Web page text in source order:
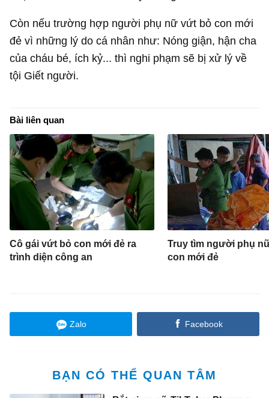
Còn nếu trường hợp người phụ nữ vứt bỏ con mới
đẻ vì những lý do cá nhân như: Nóng giận, hận cha
của cháu bé, ích kỷ... thì nghi phạm sẽ bị xử lý về
tội Giết người.
Bài liên quan
Cô gái vứt bỏ con mới đẻ ra
trình diện công an
Truy tìm người phụ
con mới đẻ
Zalo Facebook
BẠN CÓ THỂ QUAN TÂM